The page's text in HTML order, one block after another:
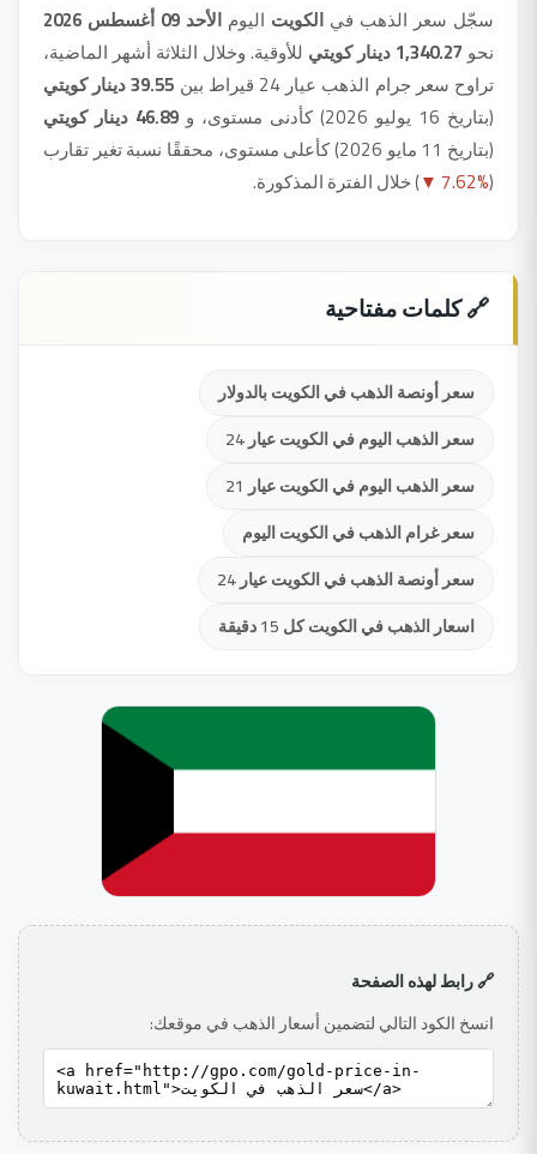
سجّل سعر الذهب في الكويت اليوم الأحد 09 أغسطس 2026
نحو 1,340.27 دينار كويتي
للأوقية. وخلال الثلاثة أشهر الماضية،
تراوح سعر جرام الذهب عيار 24 قيراط بين
39.55 دينار كويتي
(بتاريخ 16 يوليو 2026) كأدنى مستوى، و
46.89 دينار كويتي
(بتاريخ 11 مايو 2026) كأعلى مستوى، محققًا نسبة تغير تقارب
(
▼ 7.62%) خلال الفترة المذكورة.
🔗 كلمات مفتاحية
سعر أونصة الذهب في الكويت بالدولار
سعر الذهب اليوم في الكويت عيار 24
سعر الذهب اليوم في الكويت عيار 21
سعر غرام الذهب في الكويت اليوم
سعر أونصة الذهب في الكويت عيار 24
اسعار الذهب في الكويت كل 15 دقيقة
🔗 رابط لهذه الصفحة
انسخ الكود التالي لتضمين أسعار الذهب في موقعك: